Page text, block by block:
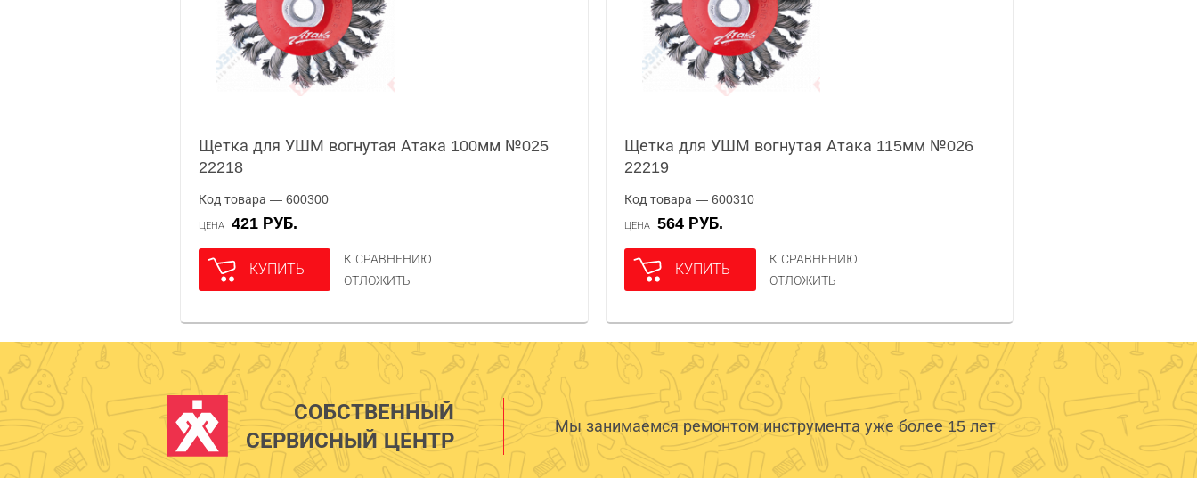
Щетка для УШМ вогнутая Атака 100мм №025
22218
Код товара — 600300
ЦЕНА 421 РУБ.
КУПИТЬ
К СРАВНЕНИЮ
ОТЛОЖИТЬ
Щетка для УШМ вогнутая Атака 115мм №026
22219
Код товара — 600310
ЦЕНА 564 РУБ.
КУПИТЬ
К СРАВНЕНИЮ
ОТЛОЖИТЬ
СОБСТВЕННЫЙ
СЕРВИСНЫЙ ЦЕНТР
Мы занимаемся ремонтом инструмента уже более 15 лет